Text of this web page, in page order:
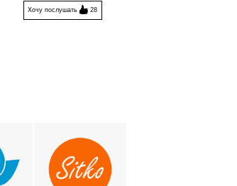
Хочу послушать 28